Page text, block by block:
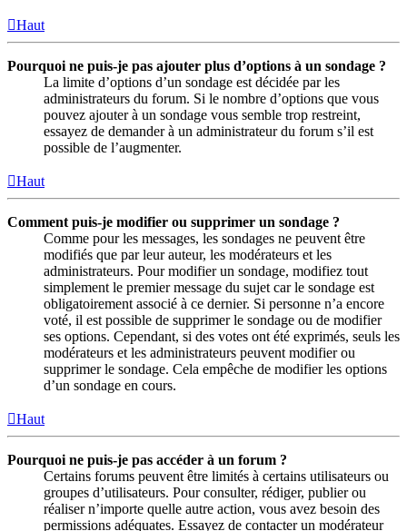
Haut
Pourquoi ne puis-je pas ajouter plus d’options à un sondage ?
La limite d’options d’un sondage est décidée par les
administrateurs du forum. Si le nombre d’options que vous
pouvez ajouter à un sondage vous semble trop restreint,
essayez de demander à un administrateur du forum s’il est
possible de l’augmenter.
Haut
Comment puis-je modifier ou supprimer un sondage ?
Comme pour les messages, les sondages ne peuvent être
modifiés que par leur auteur, les modérateurs et les
administrateurs. Pour modifier un sondage, modifiez tout
simplement le premier message du sujet car le sondage est
obligatoirement associé à ce dernier. Si personne n’a encore
voté, il est possible de supprimer le sondage ou de modifier
ses options. Cependant, si des votes ont été exprimés, seuls les
modérateurs et les administrateurs peuvent modifier ou
supprimer le sondage. Cela empêche de modifier les options
d’un sondage en cours.
Haut
Pourquoi ne puis-je pas accéder à un forum ?
Certains forums peuvent être limités à certains utilisateurs ou
groupes d’utilisateurs. Pour consulter, rédiger, publier ou
réaliser n’importe quelle autre action, vous avez besoin des
permissions adéquates. Essayez de contacter un modérateur